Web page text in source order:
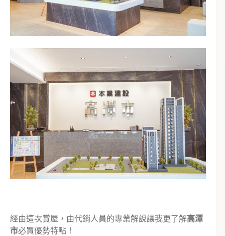
經由這次賞屋，由代銷人員的專業解說讓我更了解高潭
市必買優勢特點！